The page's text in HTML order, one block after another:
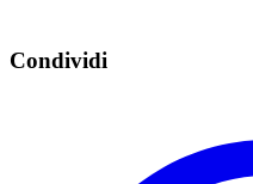
Condividi